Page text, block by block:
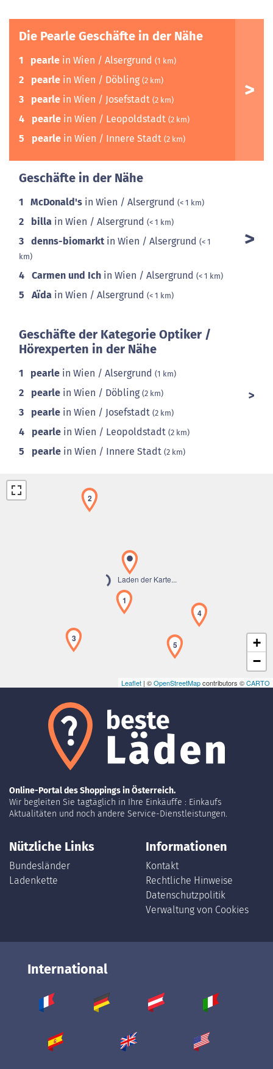
Die Pearle Geschäfte in der Nähe
1 pearle in Wien / Alsergrund (1 km)
2 pearle in Wien / Döbling (2 km)
3 pearle in Wien / Josefstadt (2 km)
4 pearle in Wien / Leopoldstadt (2 km)
5 pearle in Wien / Innere Stadt (2 km)
Geschäfte in der Nähe
1 McDonald's in Wien / Alsergrund (< 1 km)
2 billa in Wien / Alsergrund (< 1 km)
3 denns-biomarkt in Wien / Alsergrund (< 1
km)
4 Carmen und Ich in Wien / Alsergrund (< 1 km)
5 Aïda in Wien / Alsergrund (< 1 km)
Geschäfte der Kategorie Optiker /
Hörexperten in der Nähe
1 pearle in Wien / Alsergrund (1 km)
2 pearle in Wien / Döbling (2 km)
3 pearle in Wien / Josefstadt (2 km)
4 pearle in Wien / Leopoldstadt (2 km)
5 pearle in Wien / Innere Stadt (2 km)
Laden der Karte...
1
2
3
4
5
+
−
Leaflet | ©OpenStreetMapcontributors ©CARTO
Online-Portal des Shoppings in Österreich.
Wir begleiten Sie tagtäglich in Ihre Einkäuffe : Einkaufs
Aktualitäten und noch andere Service-Dienstleistungen.
Nützliche Links
Bundesländer
Ladenkette
Informationen
Kontakt
Rechtliche Hinweise
Datenschutzpolitik
Verwaltung von Cookies
International